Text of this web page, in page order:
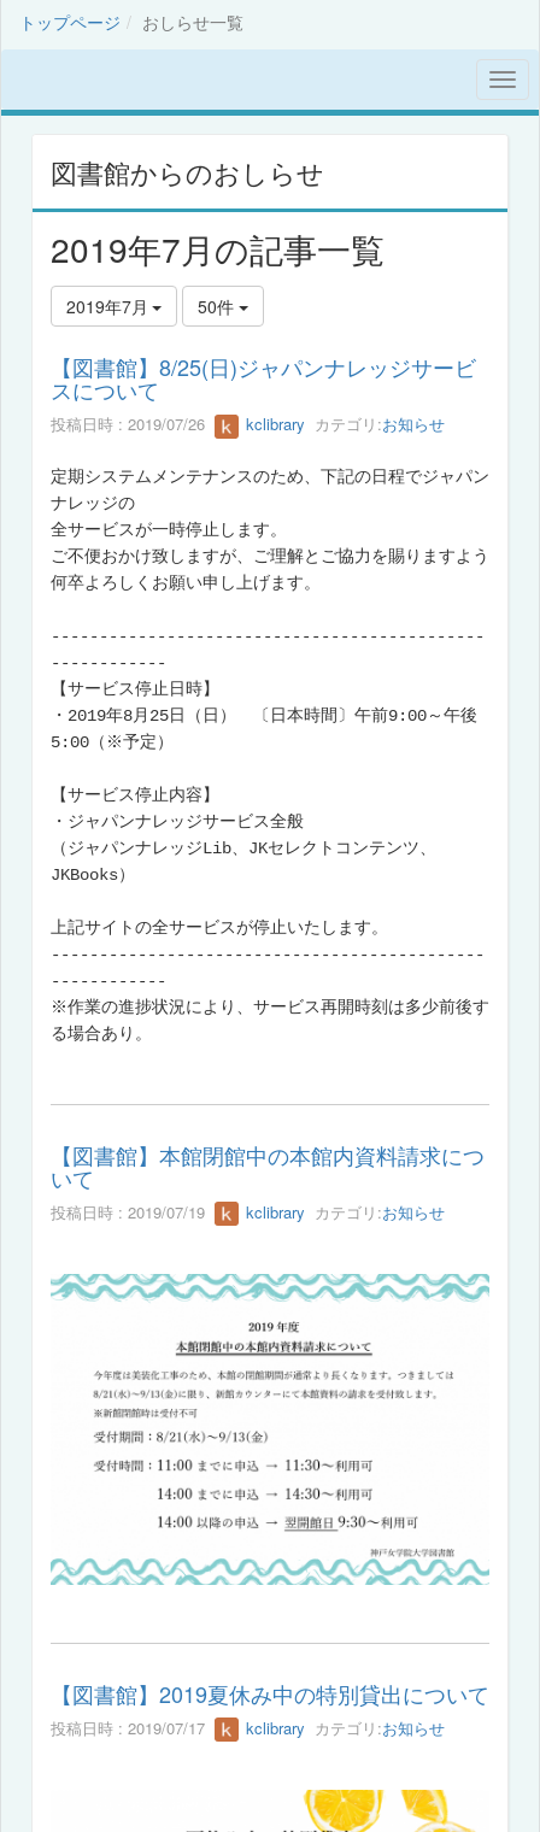
トップページ おしらせ一覧
図書館からのおしらせ
2019年7月の記事一覧
2019年7月 50件
【図書館】8/25(日)ジャパンナレッジサービ
スについて
投稿日時 : 2019/07/26 kclibrary カテゴリ:お知らせ
定期システムメンテナンスのため、下記の日程でジャパン
ナレッジの
全サービスが一時停止します。
ご不便おかけ致しますが、ご理解とご協力を賜りますよう
何卒よろしくお願い申し上げます。
---------------------------------------------
------------
【サービス停止日時】
・2019年8月25日（日） 〔日本時間〕午前9:00～午後
5:00（※予定）
【サービス停止内容】
・ジャパンナレッジサービス全般
（ジャパンナレッジLib、JKセレクトコンテンツ、
JKBooks）
上記サイトの全サービスが停止いたします。
---------------------------------------------
------------
※作業の進捗状況により、サービス再開時刻は多少前後す
る場合あり。
【図書館】本館閉館中の本館内資料請求につ
いて
投稿日時 : 2019/07/19 kclibrary カテゴリ:お知らせ
【図書館】2019夏休み中の特別貸出について
投稿日時 : 2019/07/17 kclibrary カテゴリ:お知らせ